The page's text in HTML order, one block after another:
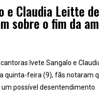
e Claudia Leitte
sobre o fim da
Ivete Sangalo e
quinta-feira (9), fãs notaram
possível desentendimento.